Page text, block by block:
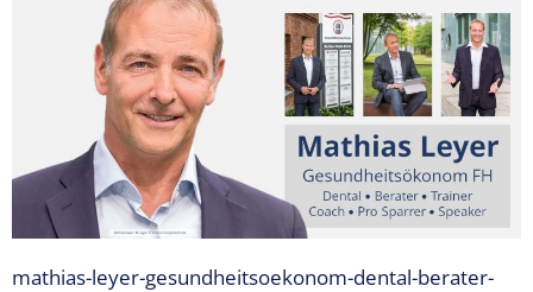
mathias-leyer-gesundheitsoekonom-dental-berater-
Konzept
Expertise
1 – Z-
Basics
Expertise
2 – Z-
MVZ
Konzept